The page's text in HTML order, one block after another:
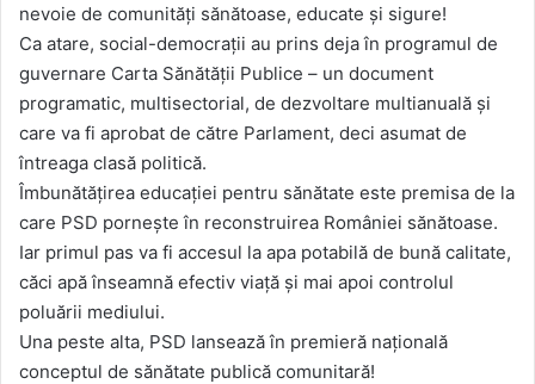
nevoie de comunități sănătoase, educate și sigure!
Ca atare, social-democrații au prins deja în programul de
guvernare Carta Sănătății Publice – un document
programatic, multisectorial, de dezvoltare multianuală și
care va fi aprobat de către Parlament, deci asumat de
întreaga clasă politică.
Îmbunătățirea educației pentru sănătate este premisa de la
care PSD pornește în reconstruirea României sănătoase.
Iar primul pas va fi accesul la apa potabilă de bună calitate,
căci apă înseamnă efectiv viață și mai apoi controlul
poluării mediului.
Una peste alta, PSD lansează în premieră națională
conceptul de sănătate publică comunitară!